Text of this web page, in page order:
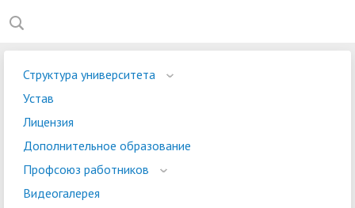
Структура университета
Устав
Лицензия
Дополнительное образование
Профсоюз работников
Видеогалерея